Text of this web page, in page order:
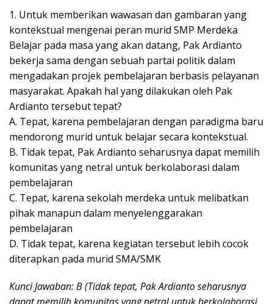
1. Untuk memberikan wawasan dan gambaran yang
kontekstual mengenai peran murid SMP Merdeka
Belajar pada masa yang akan datang, Pak Ardianto
bekerja sama dengan sebuah partai politik dalam
mengadakan projek pembelajaran berbasis pelayanan
masyarakat. Apakah hal yang dilakukan oleh Pak
Ardianto tersebut tepat?
A. Tepat, karena pembelajaran dengan paradigma baru
mendorong murid untuk belajar secara kontekstual.
B. Tidak tepat, Pak Ardianto seharusnya dapat memilih
komunitas yang netral untuk berkolaborasi dalam
pembelajaran
C. Tepat, karena sekolah merdeka untuk melibatkan
pihak manapun dalam menyelenggarakan
pembelajaran
D. Tidak tepat, karena kegiatan tersebut lebih cocok
diterapkan pada murid SMA/SMK
Kunci Jawaban: B (Tidak tepat, Pak Ardianto seharusnya